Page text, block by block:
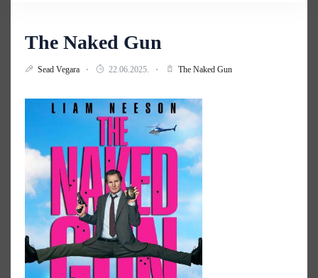
The Naked Gun
Sead Vegara 22.06.2025. The Naked Gun